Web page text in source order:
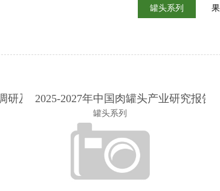
罐头系列
研及投资前景展望研究报
2025-2027年中国肉罐头产业研究报告
罐头系列